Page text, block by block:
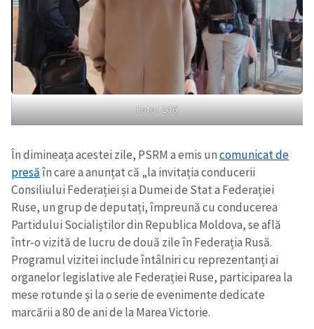
Foto: ZdG
În dimineața acestei zile, PSRM a emis uncomunicat de
presăîn care a anunțat că „la invitația conducerii
Consiliului Federației și a Dumei de Stat a Federației
Ruse, un grup de deputați, împreună cu conducerea
Partidului Socialiștilor din Republica Moldova, se află
într-o vizită de lucru de două zile în Federația Rusă.
Programul vizitei include întâlniri cu reprezentanți ai
organelor legislative ale Federației Ruse, participarea la
mese rotunde și la o serie de evenimente dedicate
marcării a 80 de ani de la Marea Victorie.